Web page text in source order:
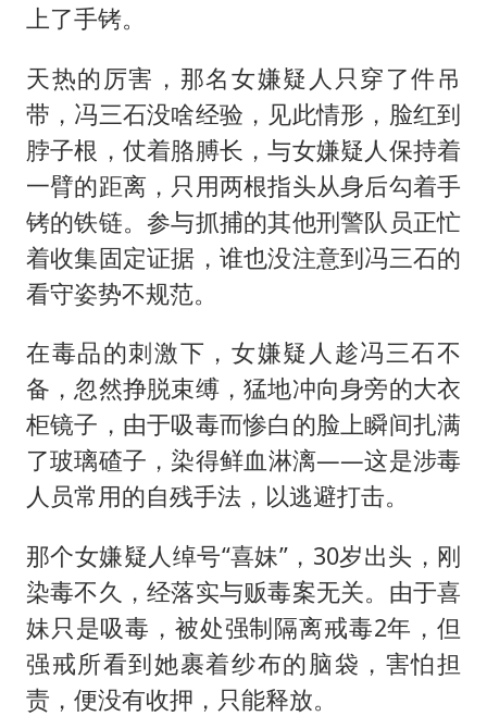
上了手铐。
天热的厉害，那名女嫌疑人只穿了件吊
带，冯三石没啥经验，见此情形，脸红到
脖子根，仗着胳膊长，与女嫌疑人保持着
一臂的距离，只用两根指头从身后勾着手
铐的铁链。参与抓捕的其他刑警队员正忙
着收集固定证据，谁也没注意到冯三石的
看守姿势不规范。
在毒品的刺激下，女嫌疑人趁冯三石不
备，忽然挣脱束缚，猛地冲向身旁的大衣
柜镜子，由于吸毒而惨白的脸上瞬间扎满
了玻璃碴子，染得鲜血淋漓——这是涉毒
人员常用的自残手法，以逃避打击。
那个女嫌疑人绰号“喜妹”，30岁出头，刚
染毒不久，经落实与贩毒案无关。由于喜
妹只是吸毒，被处强制隔离戒毒2年，但
强戒所看到她裹着纱布的脑袋，害怕担
责，便没有收押，只能释放。